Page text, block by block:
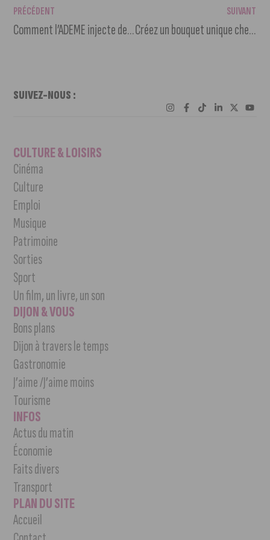
PRÉCÉDENT
Comment l’ADEME injecte des millions pour responsabiliser la Bourgogne-Franche-Comté ?
SUIVANT
Créez un bouquet unique chez « La Passeuse de Rêves »
SUIVEZ-NOUS :
CULTURE & LOISIRS
Cinéma
Culture
Emploi
Musique
Patrimoine
Sorties
Sport
Un film, un livre, un son
DIJON & VOUS
Bons plans
Dijon à travers le temps
Gastronomie
J’aime /J’aime moins
Tourisme
INFOS
Actus du matin
Économie
Faits divers
Transport
PLAN DU SITE
Accueil